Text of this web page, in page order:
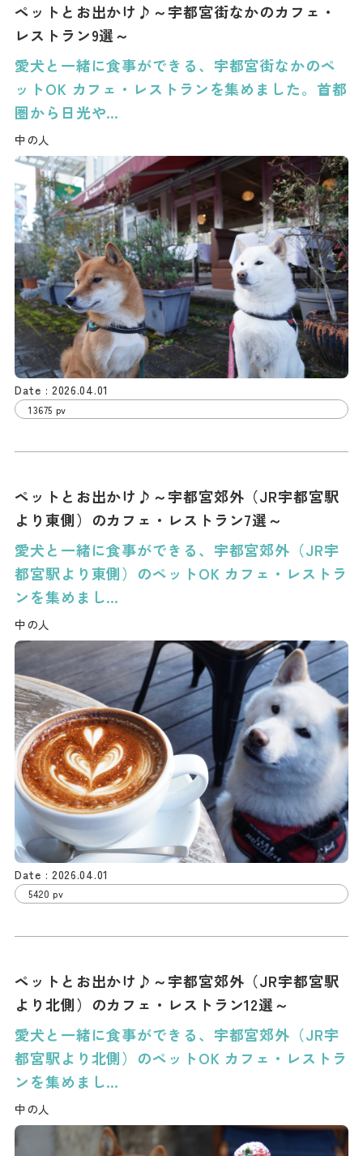
ペットとお出かけ♪～宇都宮街なかのカフェ・
レストラン9選～
愛犬と一緒に食事ができる、宇都宮街なかのペ
ットOK カフェ・レストランを集めました。首都
圏から日光や…
中の人
2026.04.01
13675 pv
ペットとお出かけ♪～宇都宮郊外（JR宇都宮駅
より東側）のカフェ・レストラン7選～
愛犬と一緒に食事ができる、宇都宮郊外（JR宇
都宮駅より東側）のペットOK カフェ・レストラ
ンを集めまし…
中の人
2026.04.01
5420 pv
ペットとお出かけ♪～宇都宮郊外（JR宇都宮駅
より北側）のカフェ・レストラン12選～
愛犬と一緒に食事ができる、宇都宮郊外（JR宇
都宮駅より北側）のペットOK カフェ・レストラ
ンを集めまし…
中の人
Languag
フォトダウン
ロード
お問い合わせ